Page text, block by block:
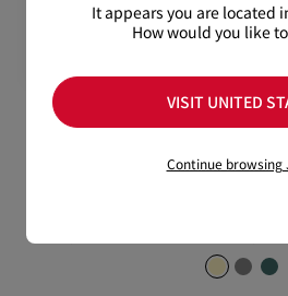
¥ 160,600
ボートシュ
It appears you are located
How would you like
VISIT UNITED
Continue browsing